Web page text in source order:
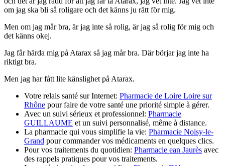
om jag ska bli så roligare och det känns ju rätt för mig.
Men om jag mår bra, är jag inte så rolig, är jag så rolig för mig och
det känns okej.
Jag får härda mig på Atarax så jag mår bra. Där börjar jag inte ha
riktigt bra.
Men jag har fått lite känslighet på Atarax.
Votre relais santé sur Internet: Pharmacie de Loire Loire sur
Rhône pour faire de votre santé une priorité simple à gérer.
Avec un suivi sérieux et professionnel: Pharmacie
GUILLAUME et un suivi personnalisé, même à distance.
La pharmacie qui vous simplifie la vie: Pharmacie Noisy-le-
Grand pour commander vos médicaments en quelques clics.
Pour vos traitements du quotidien: Pharmacie ean Jaurès avec
des rappels pratiques pour vos traitements.